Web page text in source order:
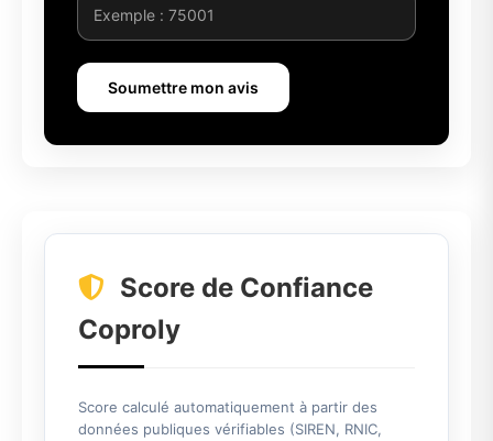
Soumettre mon avis
Score de Confiance
Coproly
Score calculé automatiquement à partir des
données publiques vérifiables (SIREN, RNIC,